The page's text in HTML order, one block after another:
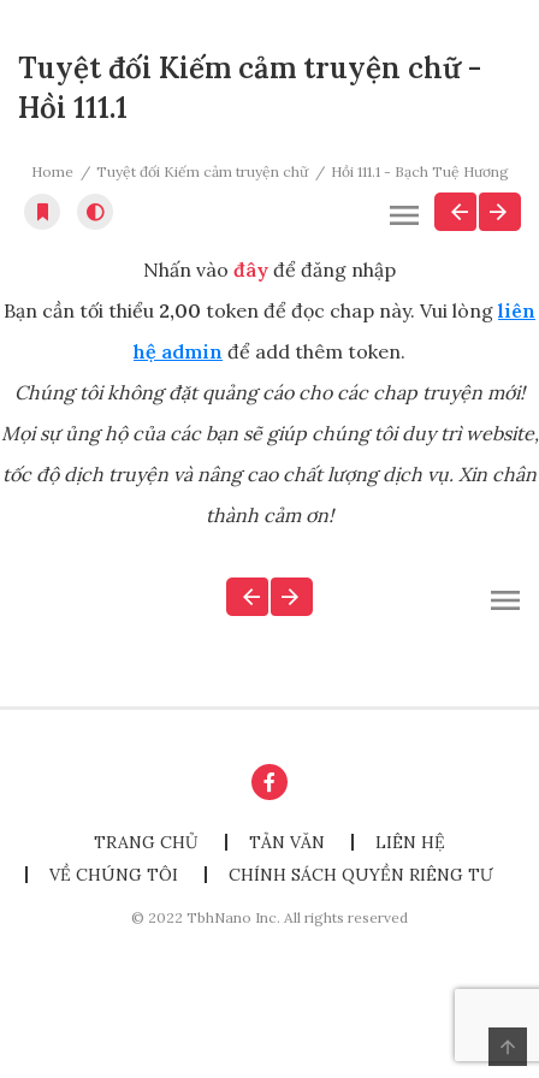
Tuyệt đối Kiếm cảm truyện chữ -
Hồi 111.1
Home Tuyệt đối Kiếm cảm truyện chữ Hồi 111.1 - Bạch Tuệ Hương
Nhấn vào đây để đăng nhập
Bạn cần tối thiểu 2,00 token để đọc chap này. Vui lòng liên
hệ admin để add thêm token.
Chúng tôi không đặt quảng cáo cho các chap truyện mới!
Mọi sự ủng hộ của các bạn sẽ giúp chúng tôi duy trì website,
tốc độ dịch truyện và nâng cao chất lượng dịch vụ. Xin chân
thành cảm ơn!
TRANG CHỦ TẢN VĂN
LIÊN HỆ
VỀ CHÚNG TÔI
CHÍNH SÁCH QUYỀN RIÊNG TƯ
© 2022 TbhNano Inc. All rights reserved